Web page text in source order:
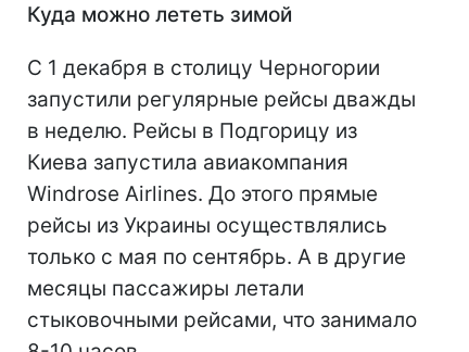
Куда можно лететь зимой
С 1 декабря в столицу Черногории
запустили регулярные рейсы дважды
в неделю. Рейсы в Подгорицу из
Киева запустила авиакомпания
Windrose Airlines. До этого прямые
рейсы из Украины осуществлялись
только с мая по сентябрь. А в другие
месяцы пассажиры летали
стыковочными рейсами, что занимало